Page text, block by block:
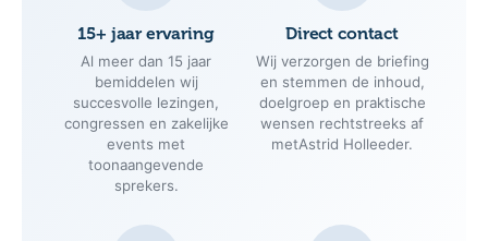
15+ jaar ervaring
Al meer dan 15 jaar
bemiddelen wij
succesvolle lezingen,
congressen en zakelijke
events met
toonaangevende
sprekers.
Direct contact
Wij verzorgen de briefing
en stemmen de inhoud,
doelgroep en praktische
wensen rechtstreeks af
metAstrid Holleeder.